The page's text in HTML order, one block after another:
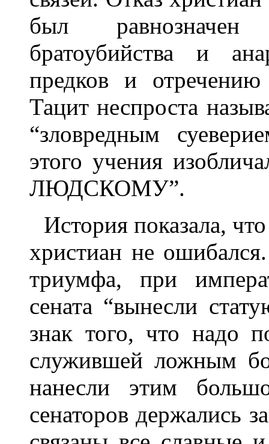
был равнозначен
братоубийства и
предков и
Тацит неспроста
“зловредным
этого учения
ЛЮДСКОМУ”.
История показала,
христиан не
триумфа, при
сената “вынесли
знак того, что надо
служившей ложным
нанесли этим
сенаторов держались